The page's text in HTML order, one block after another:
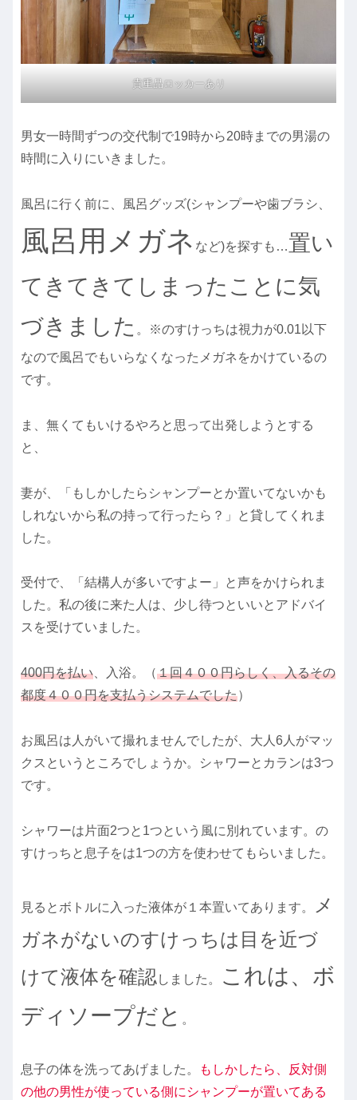
貴重品ロッカーあり
男女一時間ずつの交代制で19時から20時までの男湯の
時間に入りにいきました。
風呂に行く前に、風呂グッズ(シャンプーや歯ブラシ、
風呂用メガネ など)を探すも…置い
てきてきてしまったことに気
づきました 。※のすけっちは視力が0.01以下
なので風呂でもいらなくなったメガネをかけているの
です。
ま、無くてもいけるやろと思って出発しようとする
と、
妻が、「もしかしたらシャンプーとか置いてないかも
しれないから私の持って行ったら？」と貸してくれま
した。
受付で、「結構人が多いですよー」と声をかけられま
した。私の後に来た人は、少し待つといいとアドバイ
スを受けていました。
400円を払い 、入浴。（１回４００円らしく、入るその
都度４００円を支払うシステムでした）
お風呂は人がいて撮れませんでしたが、大人6人がマッ
クスというところでしょうか。シャワーとカランは3つ
です。
シャワーは片面2つと1つという風に別れています。の
すけっちと息子をは1つの方を使わせてもらいました。
見るとボトルに入った液体が１本置いてあります。
メ
ガネがないのすけっちは目を近づ
けて液体を確認しました。
これは、ボ
ディソープだと 。
息子の体を洗ってあげました。
もしかしたら、反対側
の他の男性が使っている側にシャンプーが置いてある